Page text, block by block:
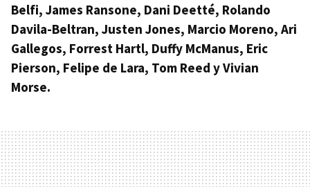
Belfi, James Ransone, Dani Deetté, Rolando
Davila-Beltran, Justen Jones, Marcio Moreno, Ari
Gallegos, Forrest Hartl, Duffy McManus, Eric
Pierson, Felipe de Lara, Tom Reed y Vivian
Morse.